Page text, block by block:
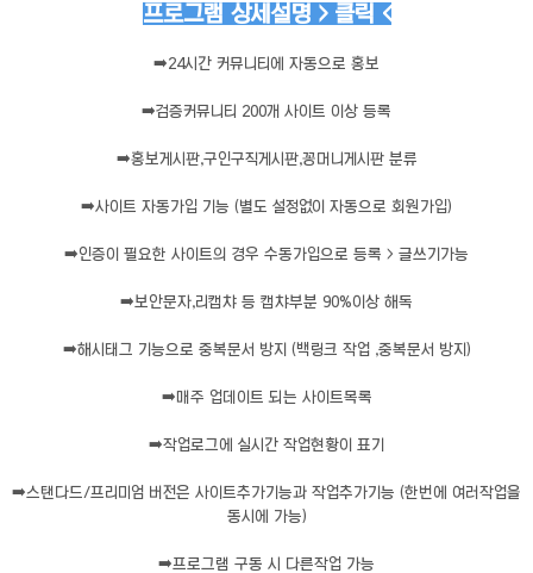
프로그램 상세설명 > 클릭 <
➡️24시간 커뮤니티에 자동으로 홍보
➡️검증커뮤니티 200개 사이트 이상 등록
➡️홍보게시판,구인구직게시판,꽁머니게시판 분류
➡️사이트 자동가입 기능 (별도 설정없이 자동으로 회원가입)
➡️인증이 필요한 사이트의 경우 수동가입으로 등록 > 글쓰기가능
➡️보안문자,리캡챠 등 캡챠부분 90%이상 해독
➡️해시태그 기능으로 중복문서 방지 (백링크 작업 ,중복문서 방지)
➡️ 매주 업데이트 되는 사이트목록
➡️작업로그에 실시간 작업현황이 표기
➡️스탠다드/프리미엄 버전은 사이트추가기능과 작업추가기능 (한번에 여러작업을
동시에 가능)
➡️프로그램 구동 시 다른작업 가능